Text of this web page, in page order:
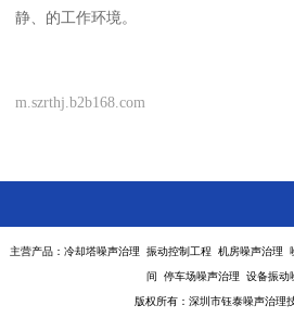
静、的工作环境。
m.szrthj.b2b168.com
主营产品：冷却塔噪声治理 振动控制工程 机房噪声治理
间 停车场噪声治理 设备振动
版权所有：深圳市钰泰噪声治理